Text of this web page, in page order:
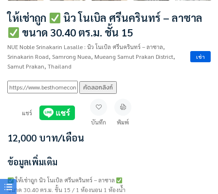
ให้เช่าถูก
นิว โนเบิล ศรีนครินทร์ – ลาซาล
ขนาด 30.40 ตร.ม. ชั้น 15
NUE Noble Srinakarin Lasalle : นิว โนเบิล ศรีนครินทร์ – ลาซาล,
Srinakarin Road, Samrong Nuea, Mueang Samut Prakan District,
Samut Prakan, Thailand
เช่า
คัดลอกลิงก์
แชร์
บันทึก
พิมพ์
12,000 บาท/เดือน
ข้อมูลเพิ่มเติม
ให้เช่าถูก นิว โนเบิล ศรีนครินทร์ – ลาซาล
ขนาด 30.40 ตร.ม. ชั้น 15 / 1 ห้องนอน 1 ห้องน้ำ